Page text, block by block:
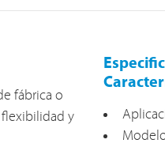
fábrica o
flexibilidad y